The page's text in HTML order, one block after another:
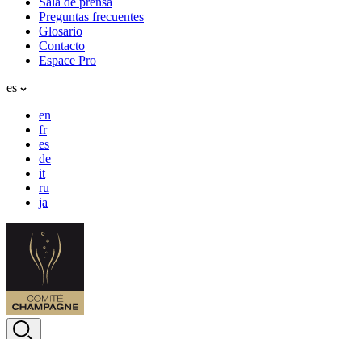
Preguntas frecuentes
Glosario
Contacto
Espace Pro
es
en
fr
es
de
it
ru
ja